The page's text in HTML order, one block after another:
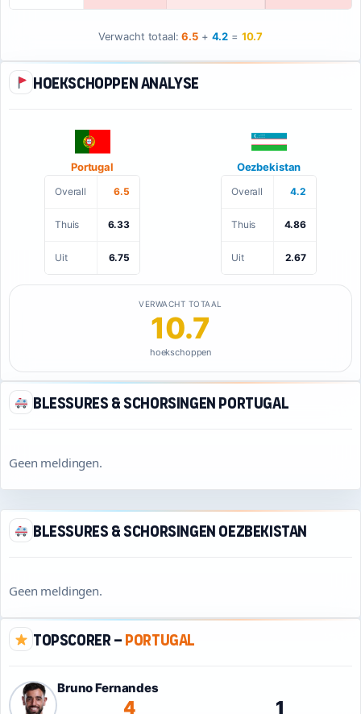
Verwacht totaal:6.5+ 4.2 = 10.7
Hoekschoppen analyse
Portugal
Overall 6.5
Thuis 6.33
Uit 6.75
VERWACHT TOTAAL
10.7
hoekschoppen
Oezbekistan
Overall 4.2
Thuis 4.86
Uit 2.67
Blessures & schorsingen Portugal
Geen meldingen.
Blessures & schorsingen Oezbekistan
Geen meldingen.
Topscorer –Portugal
Bruno Fernandes
4 1